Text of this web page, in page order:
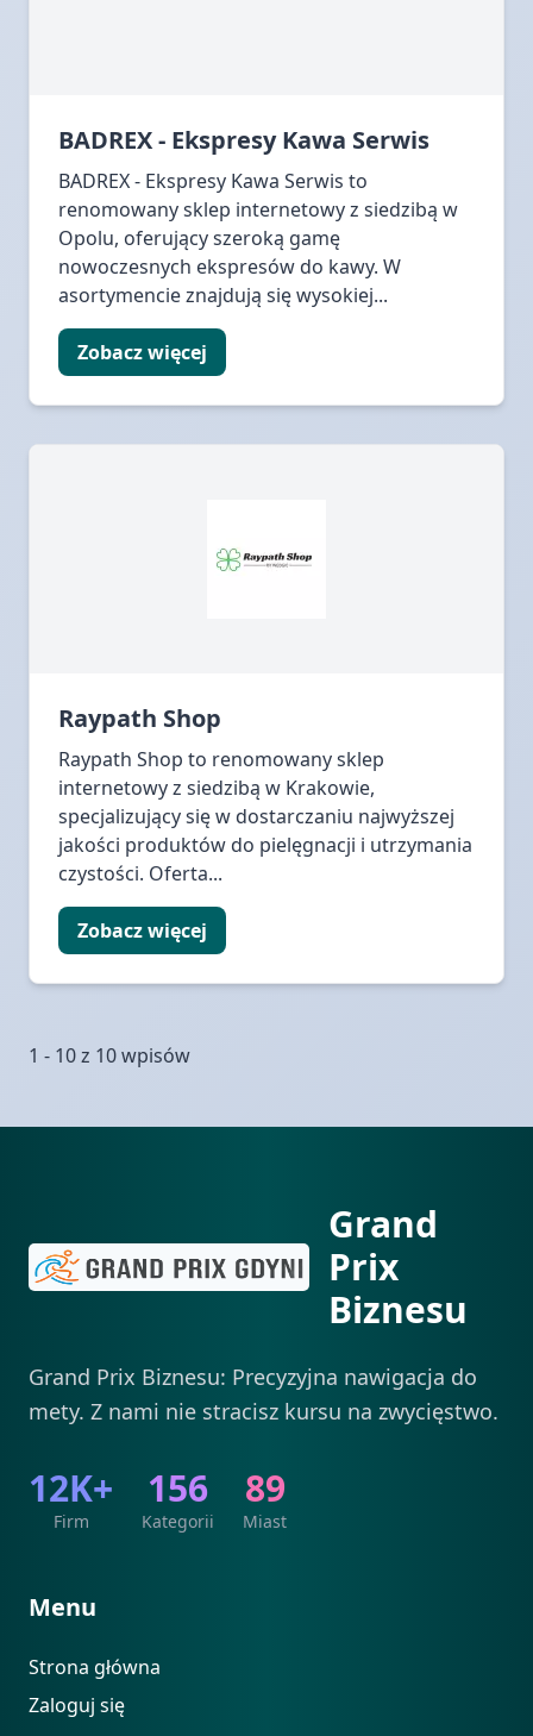
BADREX - Ekspresy Kawa Serwis
BADREX - Ekspresy Kawa Serwis to
renomowany sklep internetowy z siedzibą w
Opolu, oferujący szeroką gamę
nowoczesnych ekspresów do kawy. W
asortymencie znajdują się wysokiej...
Zobacz więcej
Raypath Shop
Raypath Shop to renomowany sklep
internetowy z siedzibą w Krakowie,
specjalizujący się w dostarczaniu najwyższej
jakości produktów do pielęgnacji i utrzymania
czystości. Oferta...
Zobacz więcej
1 - 10 z 10 wpisów
Grand
Prix
Biznesu
Grand Prix Biznesu: Precyzyjna nawigacja do
mety. Z nami nie stracisz kursu na zwycięstwo.
12K+
Firm
156
Kategorii
89
Miast
Menu
Strona główna
Zaloguj się